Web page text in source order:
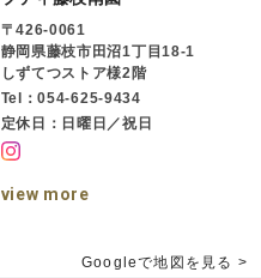
〒426-0061
静岡県藤枝市田沼1丁目18-1
しずてつストア様2階
Tel：054-625-9434
定休日：日曜日／祝日
view more
Googleで地図を見る >